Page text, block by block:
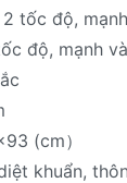
tốc độ,
độ, mạnh
(cm）
khuẩn,